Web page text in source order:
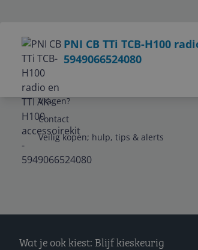
PNI CB TTi TCB-H100
5949066524080
Service
Vragen?
Contact
Veilig kopen; hulp, tips & alerts
Wat je ook kiest: Blijf kieskeurig